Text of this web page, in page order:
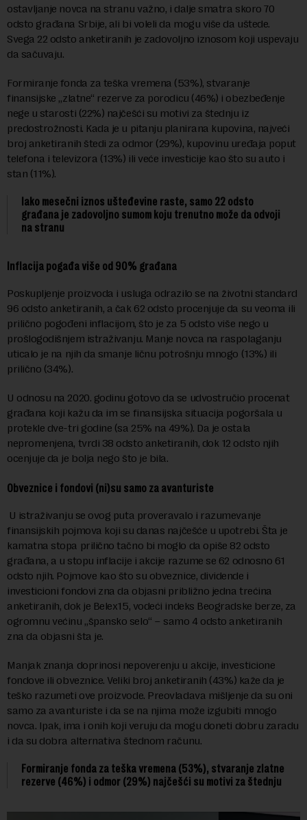
ostavljanje novca na stranu važno, i dalje smatra skoro 70
odsto građana Srbije, ali bi voleli da mogu više da uštede.
Svega 22 odsto anketiranih je zadovoljno iznosom koji uspevaju
da sačuvaju.
Formiranje fonda za teška vremena (53%), stvaranje
finansijske „zlatne“ rezerve za porodicu (46%) i obezbeđenje
nege u starosti (22%) najčešći su motivi za štednju iz
predostrožnosti. Kada je u pitanju planirana kupovina, najveći
broj anketiranih štedi za odmor (29%), kupovinu uređaja poput
telefona i televizora (13%) ili veće investicije kao što su auto i
stan (11%).
Iako mesečni iznos ušteđevine raste, samo 22 odsto
građana je zadovoljno sumom koju trenutno može da odvoji
na stranu
Inflacija pogađa više od 90% građana
Poskupljenje proizvoda i usluga odrazilo se na životni standard
96 odsto anketiranih, a čak 62 odsto procenjuje da su veoma ili
prilično pogođeni inflacijom, što je za 5 odsto više nego u
prošlogodišnjem istraživanju. Manje novca na raspolaganju
uticalo je na njih da smanje ličnu potrošnju mnogo (13%) ili
prilično (34%).
U odnosu na 2020. godinu gotovo da se udvostručio procenat
građana koji kažu da im se finansijska situacija pogoršala u
protekle dve-tri godine (sa 25% na 49%). Da je ostala
nepromenjena, tvrdi 38 odsto anketiranih, dok 12 odsto njih
ocenjuje da je bolja nego što je bila.
Obveznice i fondovi (ni)su samo za avanturiste
U istraživanju se ovog puta proveravalo i razumevanje
finansijskih pojmova koji su danas najčešće u upotrebi. Šta je
kamatna stopa prilično tačno bi moglo da opiše 82 odsto
građana, a u stopu inflacije i akcije razume se 62 odnosno 61
odsto njih. Pojmove kao što su obveznice, dividende i
investicioni fondovi zna da objasni približno jedna trećina
anketiranih, dok je Belex15, vodeći indeks Beogradske berze, za
ogromnu većinu „špansko selo“ – samo 4 odsto anketiranih
zna da objasni šta je.
Manjak znanja doprinosi nepoverenju u akcije, investicione
fondove ili obveznice. Veliki broj anketiranih (43%) kaže da je
teško razumeti ove proizvode. Preovladava mišljenje da su oni
samo za avanturiste i da se na njima može izgubiti mnogo
novca. Ipak, ima i onih koji veruju da mogu doneti dobru zaradu
i da su dobra alternativa štednom računu.
Formiranje fonda za teška vremena (53%), stvaranje zlatne
rezerve (46%) i odmor (29%) najčešći su motivi za štednju